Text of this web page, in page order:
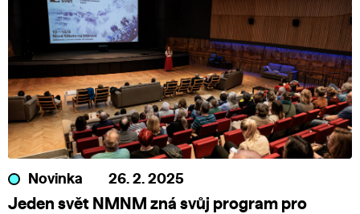
Novinka 26. 2. 2025
Jeden svět NMNM zná svůj program pro